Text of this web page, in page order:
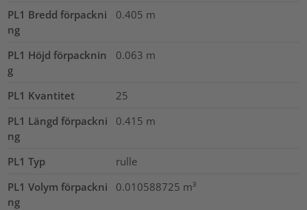
PL1 Bredd förpackni
ng
0.405 m
PL1 Höjd förpacknin
g
0.063 m
PL1 Kvantitet
25
PL1 Längd förpackni
ng
0.415 m
PL1 Typ
rulle
PL1 Volym förpackni
ng
0.010588725 m³